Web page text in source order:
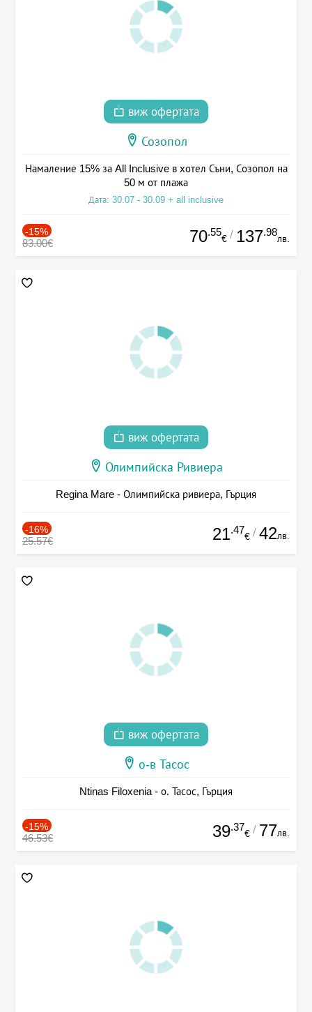
виж офертата
Созопол
Намаление 15% за All Inclusive в хотел Съни, Созопол на
50 м от плажа
Дата: 30.07 - 30.09 + all inclusive
-15%
83.00€ 70.55
€ / 137.98
лв.
виж офертата
Олимпийска Ривиера
Regina Mare - Олимпийска ривиера, Гърция
-16%
25.57€ 21.47
€ / 42лв.
виж офертата
о-в Тасос
Ntinas Filoxenia - о. Тасос, Гърция
-15%
46.53€ 39.37
€ / 77лв.